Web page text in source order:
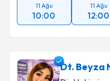
11 Ağu
10:00
11 Ağu
12:00
Dt. Beyza